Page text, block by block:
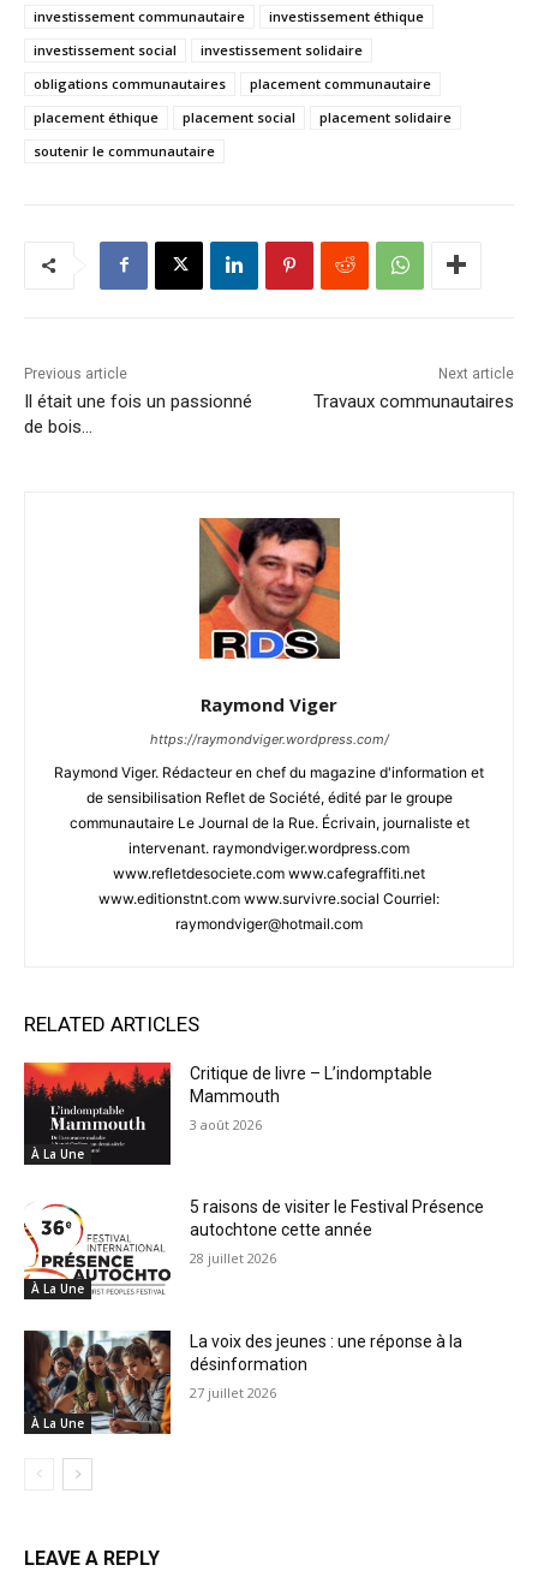
investissement communautaire
investissement éthique
investissement social
investissement solidaire
obligations communautaires
placement communautaire
placement éthique
placement social
placement solidaire
soutenir le communautaire
Previous article
Il était une fois un passionné
de bois…
Next article
Travaux communautaires
Raymond Viger
https://raymondviger.wordpress.com/
Raymond Viger. Rédacteur en chef du magazine d'information et
de sensibilisation Reflet de Société, édité par le groupe
communautaire Le Journal de la Rue. Écrivain, journaliste et
intervenant. raymondviger.wordpress.com
www.refletdesociete.com www.cafegraffiti.net
www.editionstnt.com www.survivre.social Courriel:
raymondviger@hotmail.com
RELATED ARTICLES
À La Une
Critique de livre – L’indomptable
Mammouth
3 août 2026
À La Une
5 raisons de visiter le Festival Présence
autochtone cette année
28 juillet 2026
À La Une
La voix des jeunes : une réponse à la
désinformation
27 juillet 2026
LEAVE A REPLY